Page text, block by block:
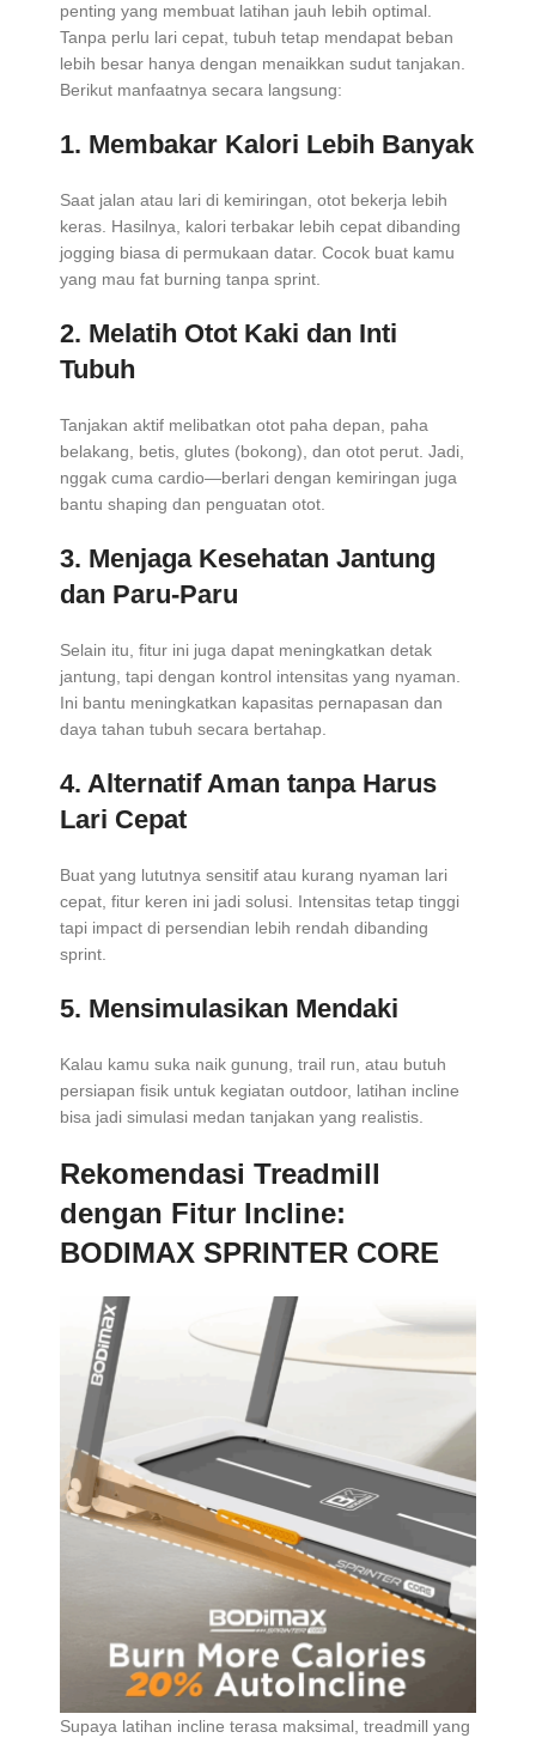
penting yang membuat latihan jauh lebih optimal.
Tanpa perlu lari cepat, tubuh tetap mendapat beban
lebih besar hanya dengan menaikkan sudut tanjakan.
Berikut manfaatnya secara langsung:
1. Membakar Kalori Lebih Banyak
Saat jalan atau lari di kemiringan, otot bekerja lebih
keras. Hasilnya, kalori terbakar lebih cepat dibanding
jogging biasa di permukaan datar. Cocok buat kamu
yang mau fat burning tanpa sprint.
2. Melatih Otot Kaki dan Inti
Tubuh
Tanjakan aktif melibatkan otot paha depan, paha
belakang, betis, glutes (bokong), dan otot perut. Jadi,
nggak cuma cardio—berlari dengan kemiringan juga
bantu shaping dan penguatan otot.
3. Menjaga Kesehatan Jantung
dan Paru-Paru
Selain itu, fitur ini juga dapat meningkatkan detak
jantung, tapi dengan kontrol intensitas yang nyaman.
Ini bantu meningkatkan kapasitas pernapasan dan
daya tahan tubuh secara bertahap.
4. Alternatif Aman tanpa Harus
Lari Cepat
Buat yang lututnya sensitif atau kurang nyaman lari
cepat, fitur keren ini jadi solusi. Intensitas tetap tinggi
tapi impact di persendian lebih rendah dibanding
sprint.
5. Mensimulasikan Mendaki
Kalau kamu suka naik gunung, trail run, atau butuh
persiapan fisik untuk kegiatan outdoor, latihan incline
bisa jadi simulasi medan tanjakan yang realistis.
Rekomendasi Treadmill
dengan Fitur Incline:
BODIMAX SPRINTER CORE
Supaya latihan incline terasa maksimal, treadmill yang